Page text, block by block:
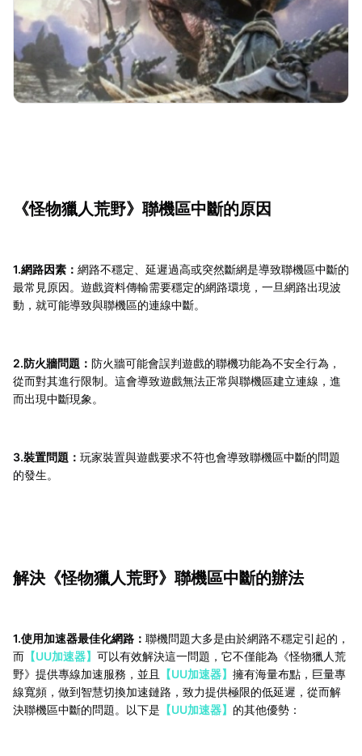
《怪物獵人荒野》聯機區中斷的原因
1.網路因素： 網路不穩定、延遲過高或突然斷網是導致聯機區中斷的
最常見原因。遊戲資料傳輸需要穩定的網路環境，一旦網路出現波
動，就可能導致與聯機區的連線中斷。
2.防火牆問題： 防火牆可能會誤判遊戲的聯機功能為不安全行為，
從而對其進行限制。這會導致遊戲無法正常與聯機區建立連線，進
而出現中斷現象。
3.裝置問題： 玩家裝置與遊戲要求不符也會導致聯機區中斷的問題
的發生。
解決《怪物獵人荒野》聯機區中斷的辦法
1.使用加速器最佳化網路： 聯機問題大多是由於網路不穩定引起的，
而 【UU加速器】 可以有效解決這一問題，它不僅能為《怪物獵人荒
野》提供專線加速服務，並且
【UU加速器】 擁有海量布點，巨量專
線寬頻，做到智慧切換加速鏈路，致力提供極限的低延遲，從而解
決聯機區中斷的問題。以下是 【UU加速器】 的其他優勢：